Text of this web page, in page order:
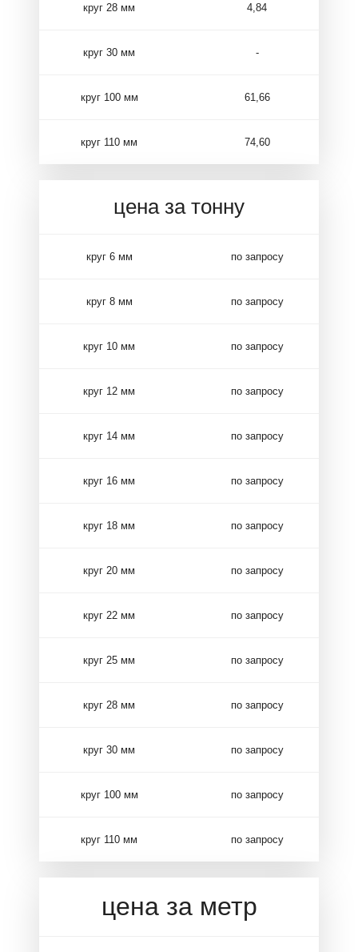
круг 28 мм 4,84
круг 30 мм -
круг 100 мм 61,66
круг 110 мм 74,60
цена за тонну
круг 6 мм по запросу
круг 8 мм по запросу
круг 10 мм по запросу
круг 12 мм по запросу
круг 14 мм по запросу
круг 16 мм по запросу
круг 18 мм по запросу
круг 20 мм по запросу
круг 22 мм по запросу
круг 25 мм по запросу
круг 28 мм по запросу
круг 30 мм по запросу
круг 100 мм по запросу
круг 110 мм по запросу
цена за метр